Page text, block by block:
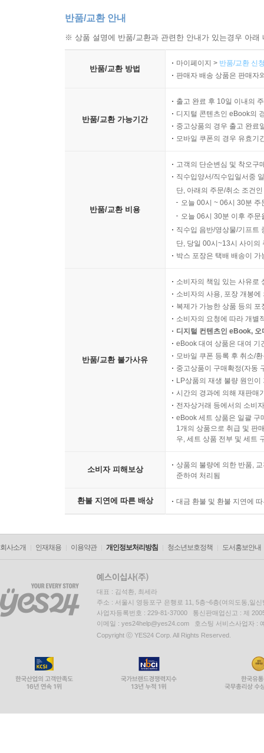
반품/교환 안내
※ 상품 설명에 반품/교환과 관련한 안내가 있는경우 아
반품/교환 방법
마이페이지 > 반품/교환 신
판매자 배송 상품은 판매자
반품/교환 가능기간
출고 완료 후 10일 이내의
디지털 콘텐츠인 eBook의
중고상품의 경우 출고 완료
모바일 쿠폰의 경우 유효기
반품/교환 비용
고객의 단순변심 및 착오구
직수입양서/직수입일서중
단, 아래의 주문/취소 조건
오늘 00시 ~ 06시 30분
오늘 06시 30분 이후 주
직수입 음반/영상물/기프트
단, 당일 00시~13시 사이의
박스 포장은 택배 배송이
반품/교환 불가사유
소비자의 책임 있는 사유로
소비자의 사용, 포장 개봉
복제가 가능한 상품 등의
소비자의 요청에 따라 개별
디지털 컨텐츠인 eBook,
eBook 대여 상품은 대여 기
모바일 쿠폰 등록 후 취소/
중고상품이 구매확정(자동
LP상품의 재생 불량 원인
시간의 경과에 의해 재판매
전자상거래 등에서의 소비
eBook 세트 상품은 일괄 구
1개의 상품으로 취급 및 판
우, 세트 상품 전부 및 세트
소비자 피해보상
상품의 불량에 의한 반품,
준하여 처리됨
환불 지연에 따른 배상 대금 환불 및 환불 지연에
회사소개 인재채용 이용약관 개인정보처리방침 청소년보호정책 도서홍보안내
대표 : 김석환, 최세라
주소 : 서울시 영등포구 은행로 11, 5층~6층(여의도동,일신
사업자등록번호 : 229-81-37000 통신판매업신고 : 제
이메일 : yes24help@yes24.com 호스팅 서비스사업자 :
Copyright ⓒ YES24 Corp. All Rights Reserved.